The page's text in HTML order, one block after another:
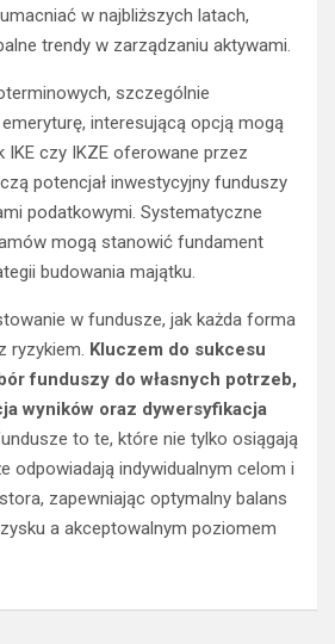
w najbliższych latach,
trendy w zarządzaniu aktywami.
szczególnie
interesującą opcją mogą
IKE czy IKZE oferowane przez
potencjał inwestycyjny funduszy
podatkowymi. Systematyczne
mogą stanowić fundament
budowania majątku.
w fundusze, jak każda forma
ryzykiem. Kluczem do sukcesu
funduszy do własnych potrzeb,
wyników oraz dywersyfikacja
to te, które nie tylko osiągają
odpowiadają indywidualnym celom i
zapewniając optymalny balans
a akceptowalnym poziomem